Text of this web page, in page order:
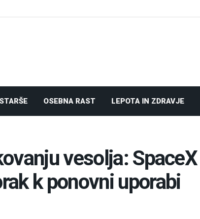
OSEBNA RAST LEPOTA IN ZDRAVJE
vesolja: SpaceX
k ponovni uporabi